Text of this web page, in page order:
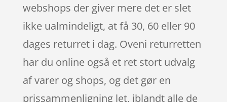
webshops der giver mere det er slet
ikke ualmindeligt, at få 30, 60 eller 90
dages returret i dag. Oveni returretten
har du online også et ret stort udvalg
af varer og shops, og det gør en
prissammenligning let, iblandt alle de